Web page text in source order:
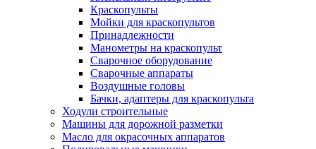
Краскопульты
Мойки для краскопультов
Принадлежности
Манометры на краскопульт
Сварочное оборудование
Сварочные аппараты
Воздушные головы
Бачки, адаптеры для краскопульта
Ходули строительные
Машины для дорожной разметки
Масло для окрасочных аппаратов